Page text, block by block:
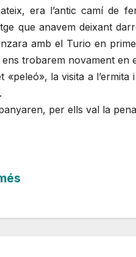
era l’antic camí de
que anavem deixant
amb el Turio en
trobarem novament en
la visita a
per ells val la